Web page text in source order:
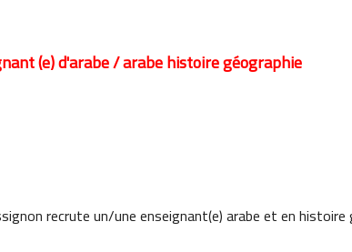
(e) d'arabe / arabe histoire géographie
recrute un/une enseignant(e) arabe et en histoire